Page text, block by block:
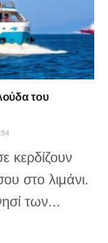
του
κερδίζουν
στο λιμάνι.
των...